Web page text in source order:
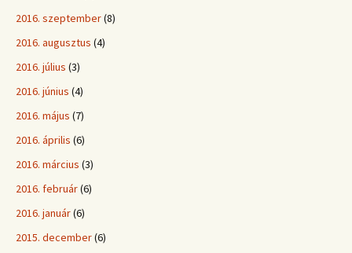
2016. szeptember(8)
2016. augusztus (4)
2016. július (3)
2016. június (4)
2016. május (7)
2016. április (6)
2016. március (3)
2016. február(6)
2016. január(6)
2015. december(6)